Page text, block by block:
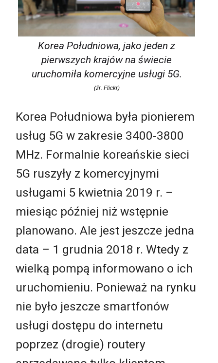
Korea Południowa, jako jeden z
pierwszych krajów na świecie
uruchomiła komercyjne usługi 5G.
(źr. Flickr)
Korea Południowa była pionierem
usług 5G w zakresie 3400-3800
MHz. Formalnie koreańskie sieci
5G ruszyły z komercyjnymi
usługami 5 kwietnia 2019 r. –
miesiąc później niż wstępnie
planowano. Ale jest jeszcze jedna
data – 1 grudnia 2018 r. Wtedy z
wielką pompą informowano o ich
uruchomieniu. Ponieważ na rynku
nie było jeszcze smartfonów
usługi dostępu do internetu
poprzez (drogie) routery